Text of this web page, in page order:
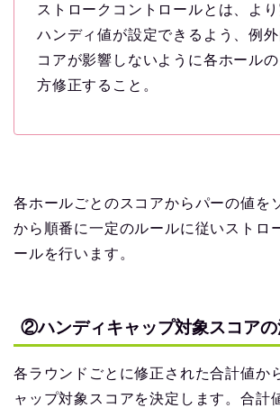
ストロークコントロールとは、よ
ハンディ値が設定できるよう、例
コアが影響しないように各ホール
方修正すること。
各ホールごとのスコアからパーの値を
から順番に一定のルールに従いストロ
ールを行います。
②ハンディキャップ対象スコアの
各ラウンドごとに修正された合計値か
ャップ対象スコアを決定します。合計